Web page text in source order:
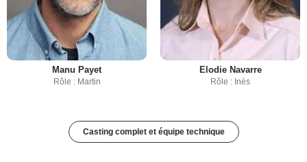
Manu Payet
Rôle : Martin
Elodie Navarre
Rôle : Inès
Casting complet et équipe technique